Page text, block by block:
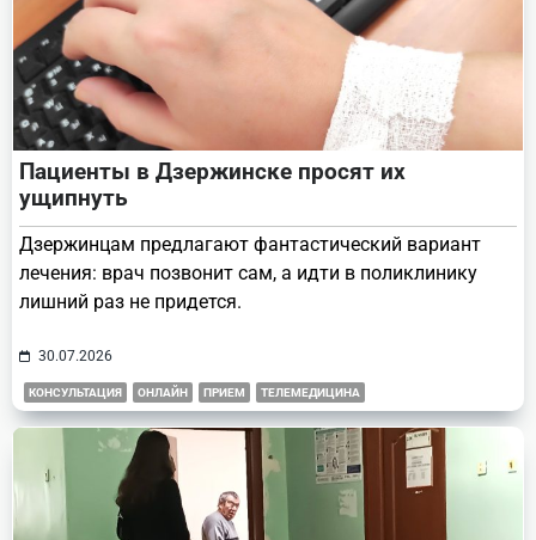
Пациенты в Дзержинске просят их
ущипнуть
Дзержинцам предлагают фантастический вариант
лечения: врач позвонит сам, а идти в поликлинику
лишний раз не придется.
30.07.2026
КОНСУЛЬТАЦИЯ ОНЛАЙН ПРИЕМ ТЕЛЕМЕДИЦИНА